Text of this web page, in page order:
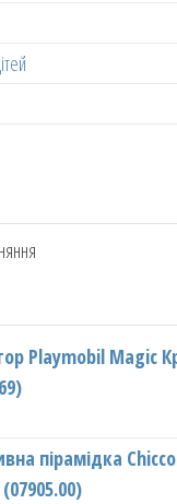
Playmobil Magic
пірамідка